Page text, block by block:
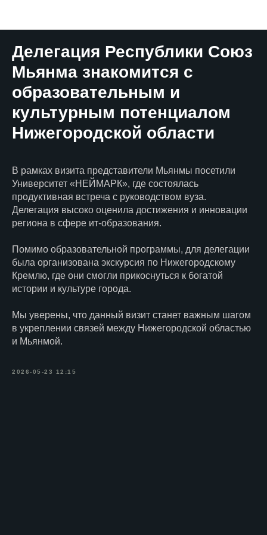
Делегация Республики Союз
Мьянма знакомится с
образовательным и
культурным потенциалом
Нижегородской области
В рамках визита представители Мьянмы посетили
Университет «НЕЙМАРК», где состоялась
продуктивная встреча с руководством вуза.
Делегация высоко оценила достижения и инновации
региона в сфере ит-образования.
Помимо образовательной программы, для делегации
была организована экскурсия по Нижегородскому
Кремлю, где они смогли прикоснуться к богатой
истории и культуре города.
Мы уверены, что данный визит станет важным шагом
в укреплении связей между Нижегородской областью
и Мьянмой.
2026-05-23 12:15